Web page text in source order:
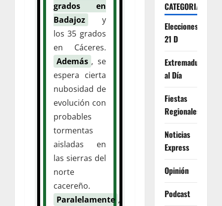
grados en
Badajoz
y
los 35 grados
en Cáceres.
Además , se
espera cierta
nubosidad de
evolución con
probables
tormentas
aisladas en
las sierras del
norte
cacereño.
Paralelamente ,
CATEGORIAS
Elecciones
21 D
Extremadura
al Día
Fiestas
Regionales
Noticias
Express
Opinión
Podcast